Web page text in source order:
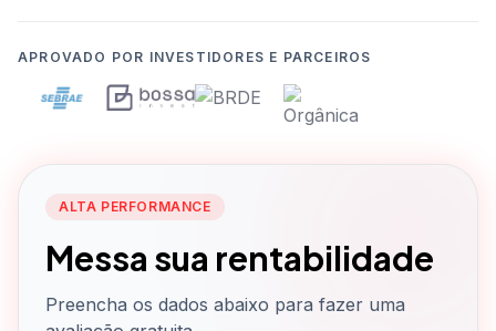
APROVADO POR INVESTIDORES E PARCEIROS
ALTA PERFORMANCE
Messa sua rentabilidade
Preencha os dados abaixo para fazer uma